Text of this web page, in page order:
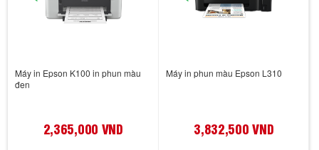
Máy in Epson K100 in phun màu
đen
2,365,000 VND
Máy in phun màu Epson L310
3,832,500 VND